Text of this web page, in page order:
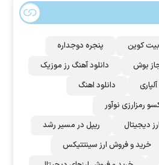
کوین
پنجره دوجداره
بوش
دانلود آهنگ رز‌ موزیک
آلپاری
دانلود اهنگ
رمزارزی نوآور
دیجیتال
ریپل در مسیر رشد
خرید و فروش ارز سینتتیکس